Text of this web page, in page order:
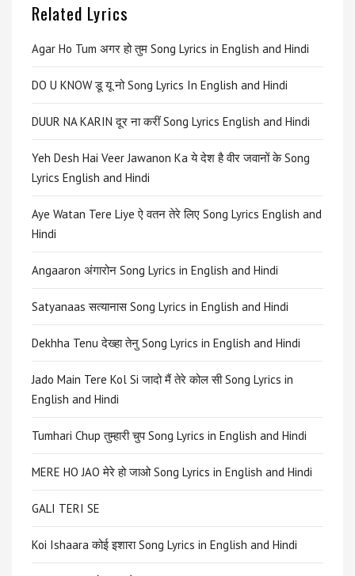
Related Lyrics
Agar Ho Tum अगर हो तुम Song Lyrics in English and Hindi
DO U KNOW डू यू नो Song Lyrics In English and Hindi
DUUR NA KARIN दूर ना करीं Song Lyrics English and Hindi
Yeh Desh Hai Veer Jawanon Ka ये देश है वीर जवानों के Song
Lyrics English and Hindi
Aye Watan Tere Liye ऐ वतन तेरे लिए Song Lyrics English and
Hindi
Angaaron अंगारोन Song Lyrics in English and Hindi
Satyanaas सत्यानास Song Lyrics in English and Hindi
Dekhha Tenu देख्हा तेनु Song Lyrics in English and Hindi
Jado Main Tere Kol Si जादो मैं तेरे कोल सी Song Lyrics in
English and Hindi
Tumhari Chup तुम्हारी चुप Song Lyrics in English and Hindi
MERE HO JAO मेरे हो जाओ Song Lyrics in English and Hindi
GALI TERI SE
Koi Ishaara कोई इशारा Song Lyrics in English and Hindi